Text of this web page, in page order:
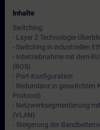
Inhalte
Switching:
- Layer 2 Technologie-
- Switching in industriellen
- Inbetriebnahme mit dem
(ROS)
- Port-Konfiguration
- Redundanz in geswitchten
Protocol)
- Netzwerksegmentierung
(VLAN)
- Steigerung der